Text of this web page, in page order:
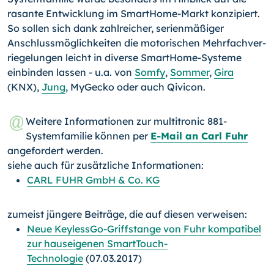
rasante Entwicklung im SmartHome-Markt konzipiert.
So sollen sich dank zahlreicher, serienmäßiger
Anschlussmöglichkeiten die motorischen Mehrfachver­
riegelungen leicht in diverse SmartHome-Systeme
einbinden lassen - u.a. von Somfy, Sommer, Gira
(KNX), Jung, MyGecko oder auch Qivicon.
Weitere Informationen zur multitronic 881-
Systemfamilie können per E-Mail an Carl Fuhr
angefordert werden.
siehe auch für zusätzliche Informationen:
CARL FUHR GmbH & Co. KG
zumeist jüngere Beiträge, die auf diesen verweisen:
Neue KeylessGo-Griffstange von Fuhr kompatibel
zur hauseigenen SmartTouch-
Technologie (07.03.2017)